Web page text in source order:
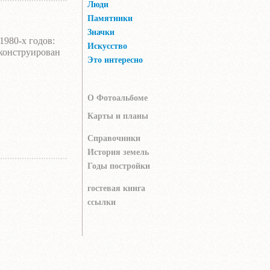
х годов:
"Г")
Люди
Памятники
Значки
Искусство
Это интересно
О Фотоальбоме
Карты и планы
Справочники
История земель
Годы постройки
гocтeвaя книгa
ссылки